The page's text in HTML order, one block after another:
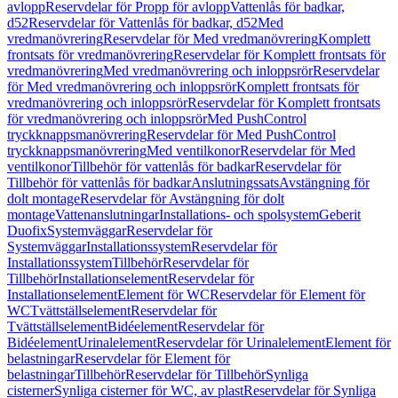
avloppReservdelar för Propp för avloppVattenlås för badkar,
d52Reservdelar för Vattenlås för badkar, d52Med
vredmanövreringReservdelar för Med vredmanövreringKomplett
frontsats för vredmanövreringReservdelar för Komplett frontsats för
vredmanövreringMed vredmanövrering och inloppsrörReservdelar
för Med vredmanövrering och inloppsrörKomplett frontsats för
vredmanövrering och inloppsrörReservdelar för Komplett frontsats
för vredmanövrering och inloppsrörMed PushControl
tryckknappsmanövreringReservdelar för Med PushControl
tryckknappsmanövreringMed ventilkonorReservdelar för Med
ventilkonorTillbehör för vattenlås för badkarReservdelar för
Tillbehör för vattenlås för badkarAnslutningssatsAvstängning för
dolt montageReservdelar för Avstängning för dolt
montageVattenanslutningarInstallations- och spolsystemGeberit
DuofixSystemväggarReservdelar för
SystemväggarInstallationssystemReservdelar för
InstallationssystemTillbehörReservdelar för
TillbehörInstallationselementReservdelar för
InstallationselementElement för WCReservdelar för Element för
WCTvättställselementReservdelar för
TvättställselementBidéelementReservdelar för
BidéelementUrinalelementReservdelar för UrinalelementElement för
belastningarReservdelar för Element för
belastningarTillbehörReservdelar för TillbehörSynliga
cisternerSynliga cisterner för WC, av plastReservdelar för Synliga